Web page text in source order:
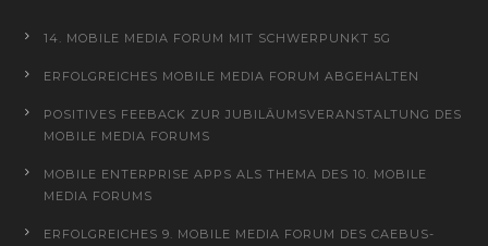
14. MOBILE MEDIA FORUM MIT SCHWERPUNKT 5G
ERFOLGREICHES MOBILE MEDIA FORUM ABGEHALTEN
POSITIVES FEEBACK ZUR JUBILÄUMSVERANSTALTUNG DES
MOBILE MEDIA FORUMS
MOBILE ENTERPRISE APPS ALS THEMA DES 10. MOBILE
MEDIA FORUMS
ERFOLGREICHES 9. MOBILE MEDIA FORUM DES CAEBUS-